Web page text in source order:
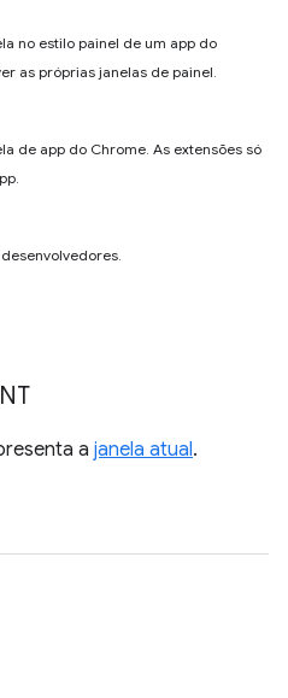
no estilo painel de um app do
as próprias janelas de painel.
de app do Chrome. As extensões só
a janela atual.